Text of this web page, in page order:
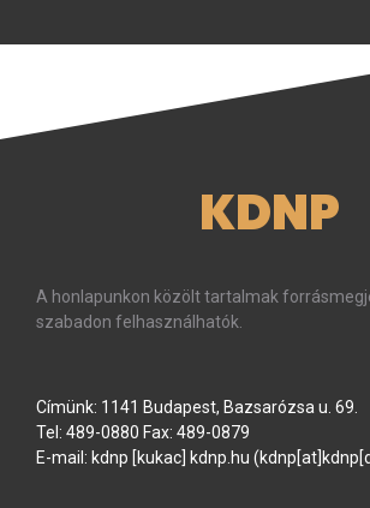
KDNP
A honlapunkon közölt tartalmak
szabadon felhasználhatók.
Címünk: 1141 Budapest, Bazsarózsa u. 69.
Tel: 489-0880 Fax: 489-0879
E-mail: kdnp [kukac] kdnp hu